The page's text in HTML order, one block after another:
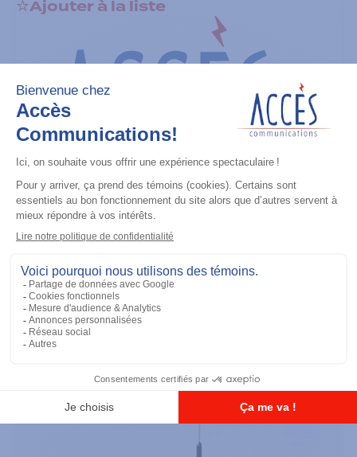
Ajouter à la liste
Accessoires général
PM1200 Mobile CPS
Ajouter à la liste